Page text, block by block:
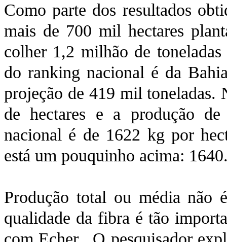
Como parte dos resultados
mais de 700 mil hectares
colher 1,2 milhão de
do ranking nacional é da
projeção de 419 mil toneladas.
de hectares e a produção
nacional é de 1622 kg por
está um pouquinho acima:
Produção total ou média
qualidade da fibra é tão